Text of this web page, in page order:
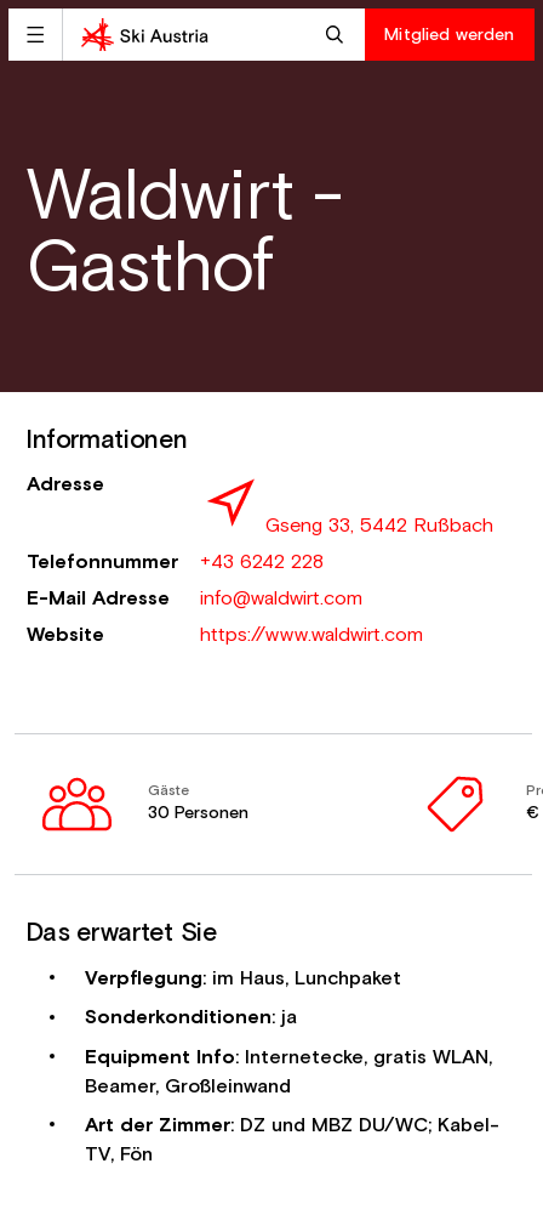
Mitglied werden
Waldwirt -
Gasthof
Informationen
Adresse
Gseng 33, 5442 Rußbach
Telefonnummer
+43 6242 228
E-Mail Adresse
info@waldwirt.com
Website
https://www.waldwirt.com
Gäste
30 Personen €
Das erwartet Sie
Verpflegung: im Haus, Lunchpaket
Sonderkonditionen: ja
Equipment Info: Internetecke, gratis WLAN,
Beamer, Großleinwand
Art der Zimmer: DZ und MBZ DU/WC; Kabel-
TV, Fön